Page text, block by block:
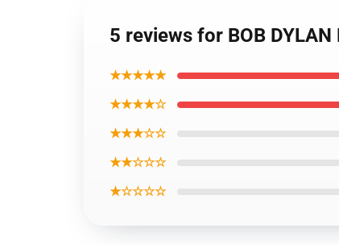
5 reviews for BOB
★★★★★
★★★★☆
★★★☆☆
★★☆☆☆
★☆☆☆☆